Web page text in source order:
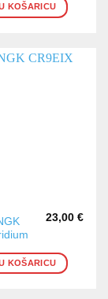
KOŠARICU
23,00 €
KOŠARICU